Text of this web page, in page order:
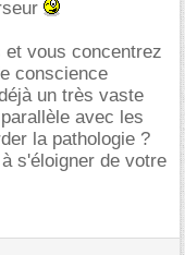
vous concentrez
conscience
un très vaste
avec les
la pathologie ?
s'éloigner de votre